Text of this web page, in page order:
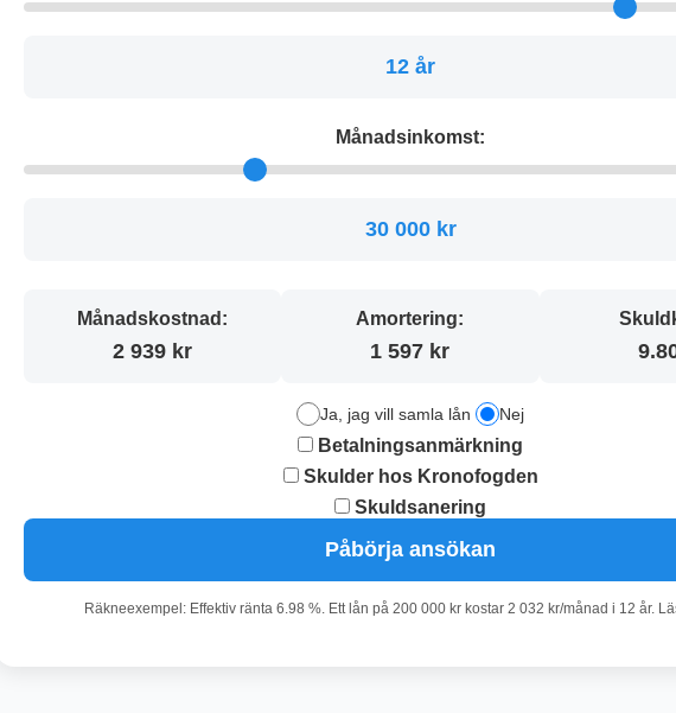
12 år
Månadsinkomst:
30 000 kr
Månadskostnad:
2 939 kr
Amortering:
1 597 kr
Ja, jag vill samla lån Nej
Betalningsanmärkning
Skulder hos Kronofogden
Skuldsanering
Påbörja ansökan
Räkneexempel: Effektiv ränta 6.98 %. Ett lån på 200 000 kr kostar 2 032 kr/månad i 12 år.